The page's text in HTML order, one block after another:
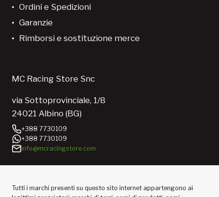
Ordini e Spedizioni
Garanzie
Rimborsi e sostituzione merce
MC Racing Store Snc
via Sottoprovinciale, 1/8
24021 Albino (BG)
+388 7730109
+388 7730109
info@mcracingstore.com
Tutti i marchi presenti su questo sito internet appartengono ai